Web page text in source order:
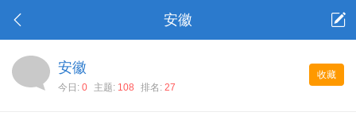
安徽
收藏
安徽
今日: 0 主题: 108 排名: 27